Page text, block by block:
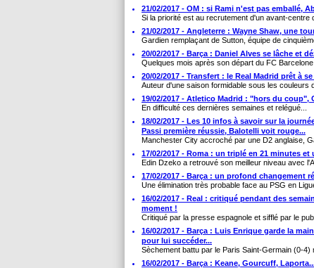
21/02/2017 - OM : si Rami n'est pas emballé,
Si la priorité est au recrutement d'un avant-centre
21/02/2017 - Angleterre : Wayne Shaw, une
Gardien remplaçant de Sutton, équipe de
20/02/2017 - Barça : Daniel Alves se lâche et
Quelques mois après son départ du FC Barcelone
20/02/2017 - Transfert : le Real Madrid prêt à
Auteur d'une saison formidable sous les couleurs
19/02/2017 - Atletico Madrid : "hors du coup",
En difficulté ces dernières semaines et relégué...
18/02/2017 - Les 10 infos à savoir sur la
Passi première réussie, Balotelli voit rouge...
Manchester City accroché par une D2 anglaise,
17/02/2017 - Roma : un triplé en 21 minutes
Edin Dzeko a retrouvé son meilleur niveau avec
17/02/2017 - Barça : un profond changement
Une élimination très probable face au PSG en
16/02/2017 - Real : critiqué pendant des
moment !
Critiqué par la presse espagnole et sifflé par le
16/02/2017 - Barça : Luis Enrique garde la
pour lui succéder...
Sèchement battu par le Paris Saint-Germain (0-4)
16/02/2017 - Barça : Keane, Gourcuff,